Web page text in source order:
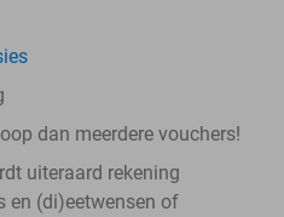
dan meerdere vouchers!
uiteraard rekening
en (di)eetwensen of